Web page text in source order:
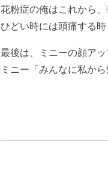
花粉症の俺はこれから
ひどい時には頭痛する
最後は、ミニーの顔ア
ミニー「みんなに私か